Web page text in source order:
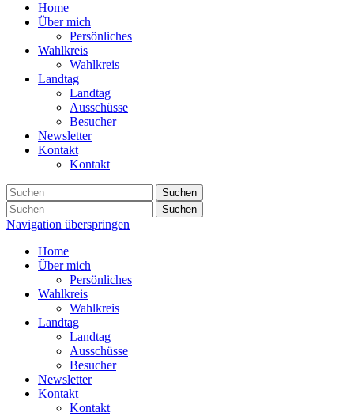
Home
Über mich
Persönliches
Wahlkreis
Wahlkreis
Landtag
Landtag
Ausschüsse
Besucher
Newsletter
Kontakt
Kontakt
Suchen
Suchen
Navigation überspringen
Home
Über mich
Persönliches
Wahlkreis
Wahlkreis
Landtag
Landtag
Ausschüsse
Besucher
Newsletter
Kontakt
Kontakt